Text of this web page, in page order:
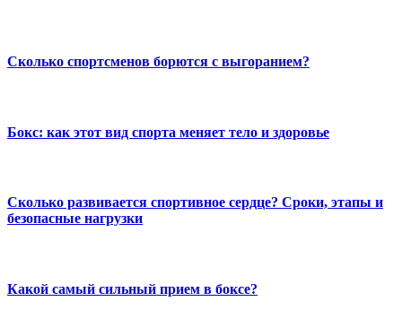
Сколько спортсменов борются с выгоранием?
Бокс: как этот вид спорта меняет тело и здоровье
Сколько развивается спортивное сердце? Сроки, этапы и
безопасные нагрузки
Какой самый сильный прием в боксе?